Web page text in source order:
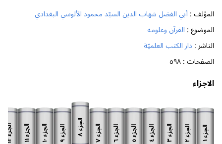
المؤلف :أبي الفضل شهاب الدين السيّد محمود الألوسي البغدادي
الموضوع : القرآن وعلومه
الناشر : دار الكتب العلميّة
الصفحات :٥٩٨
الاجزاء
الجزء
١
الجزء
٢
الجزء
٣
الجزء
٤
الجزء
٥
الجزء
٦
الجزء
٧
الجزء
٨ الجزء
٩
الجزء
١٠
الجزء
١١
الجزء
١٢